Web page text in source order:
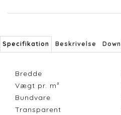
Specifikation Beskrivelse
Bredde
Vægt pr. m²
Bundvare
Transparent